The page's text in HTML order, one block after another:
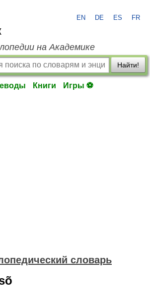
EN DE ES FR
на Академике
Найти!
Книги Игры ⚽
словарь